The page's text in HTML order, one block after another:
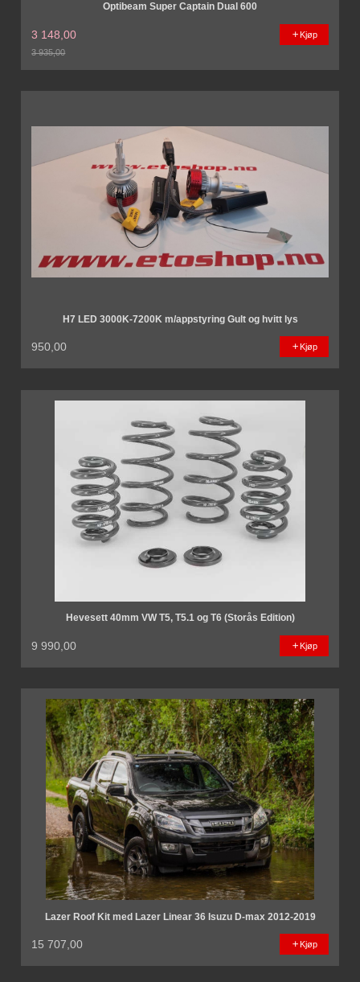
Optibeam Super Captain Dual 600
3 148,00
3 935,00
Kjøp
H7 LED 3000K-7200K m/appstyring Gult og hvitt lys
950,00 Kjøp
Hevesett 40mm VW T5, T5.1 og T6 (Storås Edition)
9 990,00 Kjøp
Lazer Roof Kit med Lazer Linear 36 Isuzu D-max 2012-2019
15 707,00 Kjøp